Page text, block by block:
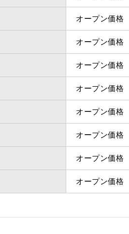
オープン価格
オープン価格
オープン価格
オープン価格
オープン価格
オープン価格
オープン価格
オープン価格